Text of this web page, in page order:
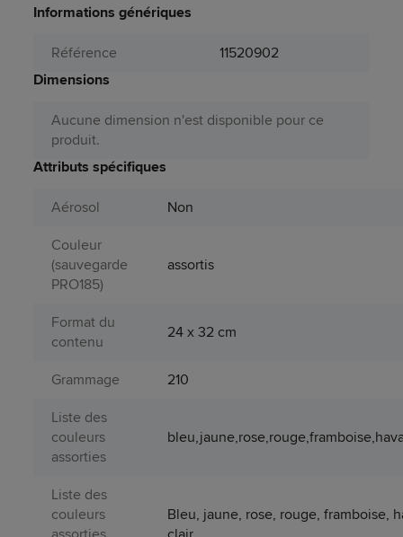
Informations génériques
Référence
11520902
Dimensions
Aucune dimension n'est disponible pour ce
produit.
Attributs spécifiques
Aérosol
Non
Couleur
(sauvegarde
PRO185)
assortis
Format du
contenu
24 x 32 cm
Grammage
210
Liste des
couleurs
assorties
Liste des
couleurs
Bleu, jaune, rose, rouge, framboise,